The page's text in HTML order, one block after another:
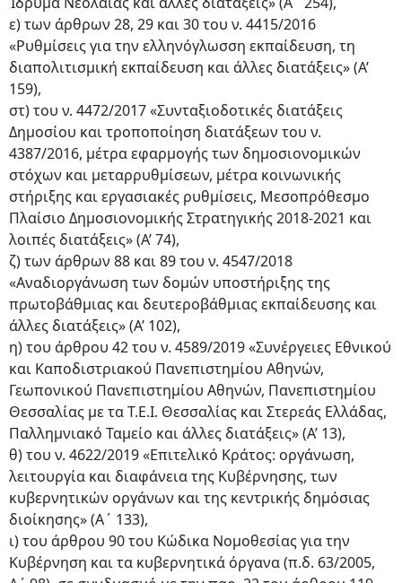
ε) των άρθρων 28, 29 και 30 του ν. 4415/2016
«Ρυθμίσεις για την ελληνόγλωσση εκπαίδευση, τη
διαπολιτισμική εκπαίδευση και άλλες διατάξεις» (Α’
159),
στ) του ν. 4472/2017 «Συνταξιοδοτικές διατάξεις
Δημοσίου και τροποποίηση διατάξεων του ν.
4387/2016, μέτρα εφαρμογής των δημοσιονομικών
στόχων και μεταρρυθμίσεων, μέτρα κοινωνικής
στήριξης και εργασιακές ρυθμίσεις, Μεσοπρόθεσμο
Πλαίσιο Δημοσιονομικής Στρατηγικής 2018-2021 και
λοιπές διατάξεις» (Α’ 74),
ζ) των άρθρων 88 και 89 του ν. 4547/2018
«Αναδιοργάνωση των δομών υποστήριξης της
πρωτοβάθμιας και δευτεροβάθμιας εκπαίδευσης και
άλλες διατάξεις» (Α’ 102),
η) του άρθρου 42 του ν. 4589/2019 «Συνέργειες Εθνικού
και Καποδιστριακού Πανεπιστημίου Αθηνών,
Γεωπονικού Πανεπιστημίου Αθηνών, Πανεπιστημίου
Θεσσαλίας με τα Τ.Ε.Ι. Θεσσαλίας και Στερεάς Ελλάδας,
Παλλημνιακό Ταμείο και άλλες διατάξεις» (Α’ 13),
θ) του ν. 4622/2019 «Επιτελικό Κράτος: οργάνωση,
λειτουργία και διαφάνεια της Κυβέρνησης, των
κυβερνητικών οργάνων και της κεντρικής δημόσιας
διοίκησης» (Α΄ 133),
ι) του άρθρου 90 του Κώδικα Νομοθεσίας για την
Κυβέρνηση και τα κυβερνητικά όργανα (π.δ. 63/2005,